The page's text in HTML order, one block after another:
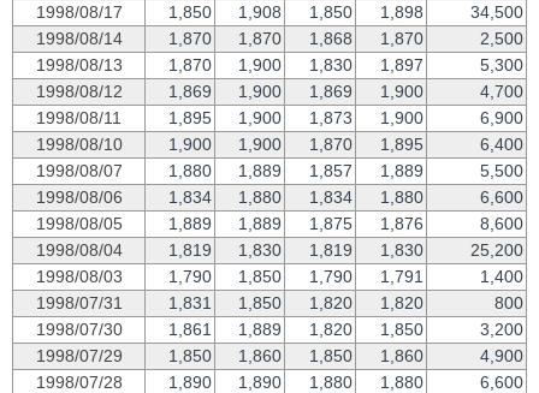
1998/08/17
1,850 1,908 1,850 1,898
34,500
1998/08/14
1,870 1,870 1,868 1,870
2,500
1998/08/13
1,870 1,900 1,830 1,897
5,300
1998/08/12
1,869 1,900 1,869 1,900
4,700
1998/08/11
1,895 1,900 1,873 1,900
6,900
1998/08/10
1,900 1,900 1,870 1,895
6,400
1998/08/07
1,880 1,889 1,857 1,889
5,500
1998/08/06
1,834 1,880 1,834 1,880
6,600
1998/08/05
1,889 1,889 1,875 1,876
8,600
1998/08/04
1,819 1,830 1,819 1,830
25,200
1998/08/03
1,790 1,850 1,790 1,791
1,400
1998/07/31
1,831 1,850 1,820 1,820
800
1998/07/30
1,861 1,889 1,820 1,850
3,200
1998/07/29
1,850 1,860 1,850 1,860
4,900
1998/07/28
1,890 1,890 1,880 1,880
6,600